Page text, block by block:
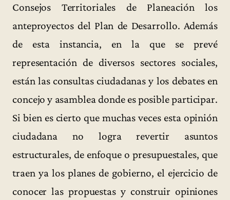
Consejos Territoriales de Planeación los
anteproyectos del Plan de Desarrollo. Además
de esta instancia, en la que se prevé
representación de diversos sectores sociales,
están las consultas ciudadanas y los debates en
concejo y asamblea donde es posible participar.
Si bien es cierto que muchas veces esta opinión
ciudadana no logra revertir asuntos
estructurales, de enfoque o presupuestales, que
traen ya los planes de gobierno, el ejercicio de
conocer las propuestas y construir opiniones